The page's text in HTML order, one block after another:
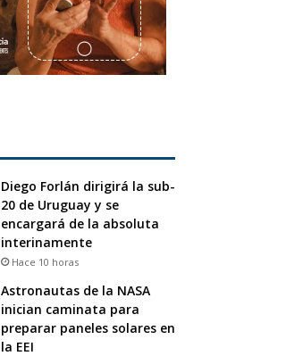
Diego Forlán dirigirá la sub-
20 de Uruguay y se
encargará de la absoluta
interinamente
Hace 10 horas
Astronautas de la NASA
inician caminata para
preparar paneles solares en
la EEI